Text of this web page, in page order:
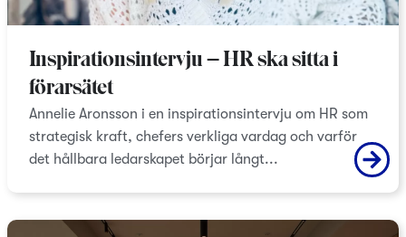
Inspirationsintervju – HR ska sitta i
förarsätet
Annelie Aronsson i en inspirationsintervju om HR som
strategisk kraft, chefers verkliga vardag och varför
det hållbara ledarskapet börjar långt...